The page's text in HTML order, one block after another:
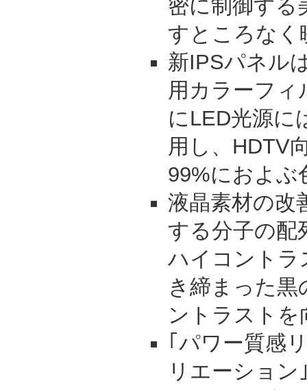
密に制御する
すところなく
新IPSパネル
用カラーフィ
にLED光源に
用し、HDTV
99%におよぶ
液晶素材の改
する分子の配
ハイコントラ
き締まった黒
ントラスト
｢パワー質感
リエーショ